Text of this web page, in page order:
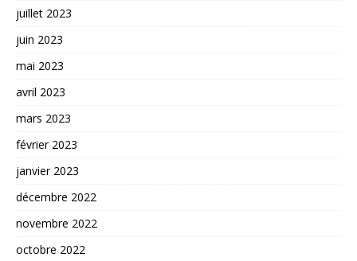
juillet 2023
juin 2023
mai 2023
avril 2023
mars 2023
février 2023
janvier 2023
décembre 2022
novembre 2022
octobre 2022